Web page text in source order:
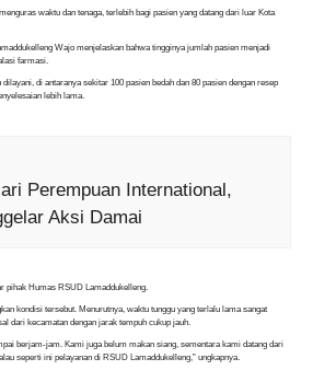
waktu dan tenaga, terlebih bagi pasien yang datang dari luar Kota
Wajo menjelaskan bahwa tingginya jumlah pasien menjadi
farmasi.
di antaranya sekitar 100 pasien bedah dan 80 pasien dengan resep
lebih lama.
Perempuan International,
Aksi Damai
pihak Humas RSUD Lamaddukelleng.
kondisi tersebut. Menurutnya, waktu tunggu yang terlalu lama sangat
dari kecamatan dengan jarak tempuh cukup jauh.
berjam-jam. Kami juga belum makan siang, sementara kami datang dari
seperti ini pelayanan di RSUD Lamaddukelleng,” ungkapnya.